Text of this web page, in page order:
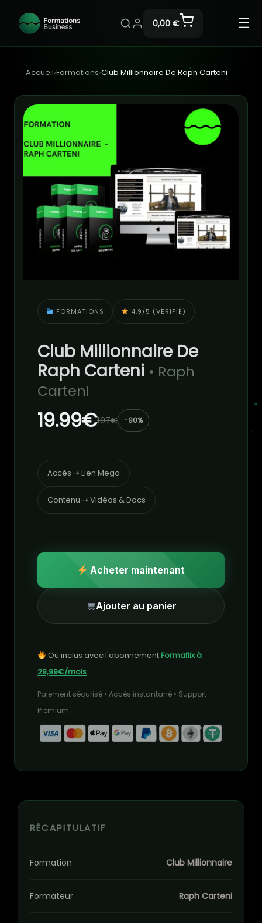
0,00 € ☰
Accueil›Formations›Club Millionnaire De Raph Carteni
FORMATIONS 4.9/5 (VÉRIFIÉ)
Club Millionnaire De
Raph Carteni • Raph
Carteni
19.99€197€ -90%
Accès ➝ Lien Mega
Contenu ➝ Vidéos & Docs
Acheter maintenant
Ajouter au panier
Ou inclus avec l'abonnementFormaflix à
29,99€/mois
Paiement sécurisé • Accès instantané • Support
Premium
RÉCAPITULATIF
Formation Club Millionnaire
Formateur Raph Carteni